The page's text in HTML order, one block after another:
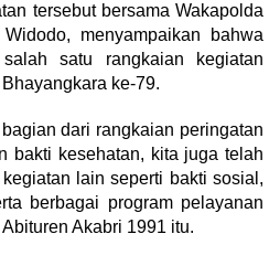
tersebut bersama Wakapolda
menyampaikan bahwa
satu rangkaian kegiatan
ke-79.
dari rangkaian peringatan
bakti kesehatan, kita juga telah
lain seperti bakti sosial,
berbagai program pelayanan
Akabri 1991 itu.